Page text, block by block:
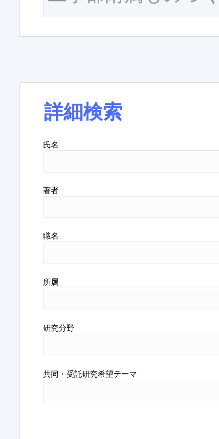
詳細検索
氏名
著者
職名
所属
研究分野
共同・受託研究希望テーマ